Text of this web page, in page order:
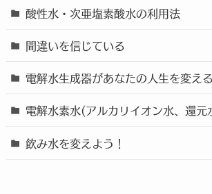
酸性水・次亜塩素酸水の利用法
間違いを信じている
電解水生成器があなたの人生を変える
電解水素水(アルカリイオン水、還
飲み水を変えよう！